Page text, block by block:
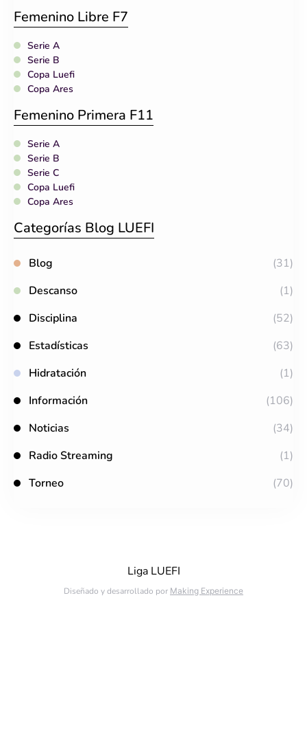
Femenino Libre F7
Serie A
Serie B
Copa Luefi
Copa Ares
Femenino Primera F11
Serie A
Serie B
Serie C
Copa Luefi
Copa Ares
Categorías Blog LUEFI
Blog
(31)
Descanso
(1)
Disciplina
(52)
Estadísticas
(63)
Hidratación
(1)
Información
(106)
Noticias
(34)
Radio Streaming
(1)
Torneo
(70)
Liga LUEFI
Diseñado y desarrollado por Making Experience